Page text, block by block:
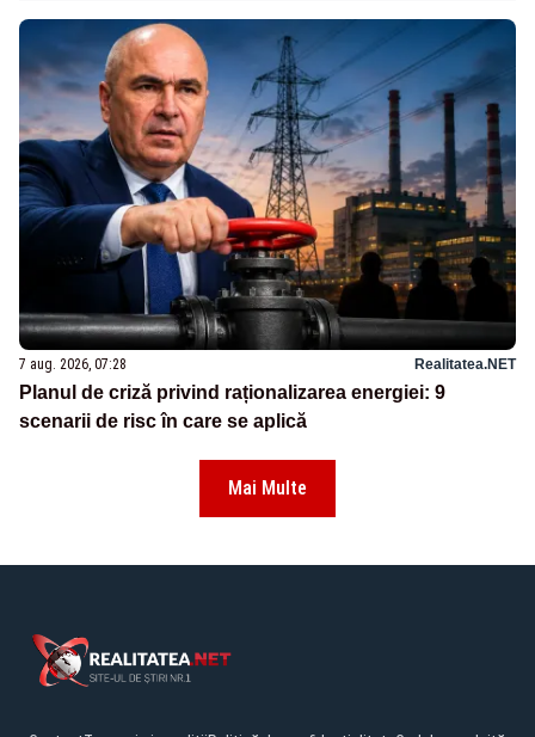
7 aug. 2026, 07:28 Realitatea.NET
Planul de criză privind raționalizarea energiei: 9
scenarii de risc în care se aplică
Mai Multe